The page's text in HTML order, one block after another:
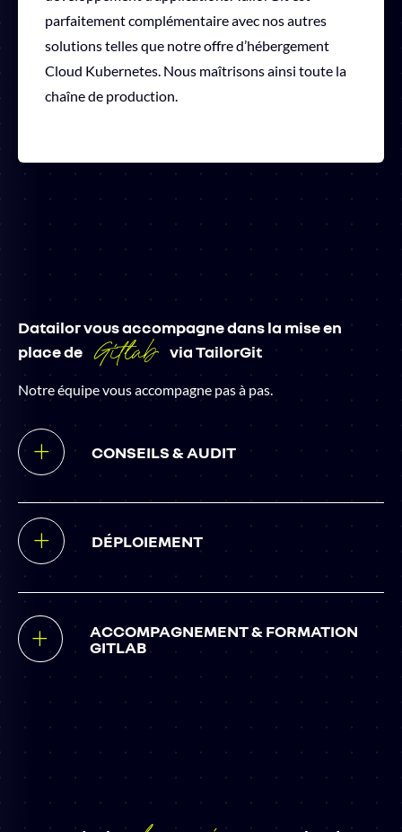
parfaitement complémentaire avec nos autres
solutions telles que notre offre d’hébergement
Cloud Kubernetes. Nous maîtrisons ainsi toute la
chaîne de production.
Datailor vous accompagne dans la mise en
place de Gitlab via TailorGit
Notre équipe vous accompagne pas à pas.
CONSEILS & AUDIT
DÉPLOIEMENT
ACCOMPAGNEMENT & FORMATION
GITLAB